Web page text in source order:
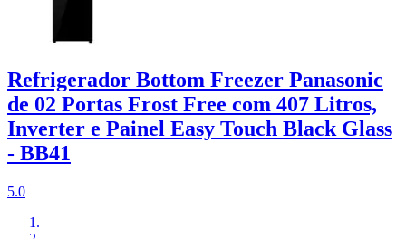
Refrigerador Bottom Freezer Panasonic
de 02 Portas Frost Free com 407 Litros,
Inverter e Painel Easy Touch Black Glass
- BB41
5.0